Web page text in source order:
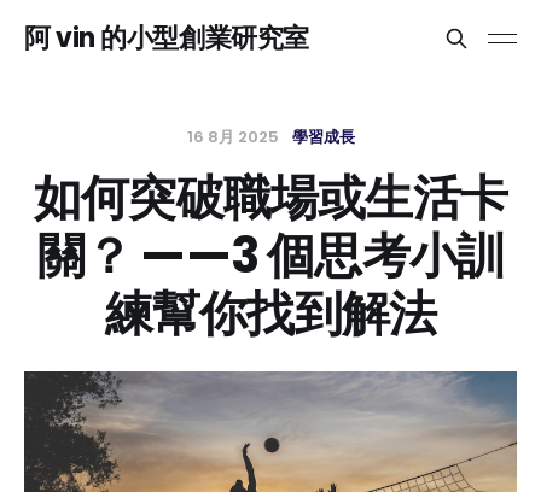
阿 vin 的小型創業研究室
16 8月 2025 學習成長
如何突破職場或生活卡
關？ ——3 個思考小訓
練幫你找到解法